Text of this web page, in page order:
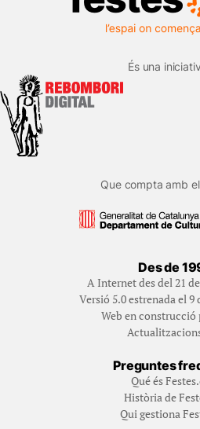
És una
Que compta amb
Des de
A Internet des del 21
Versió 5.0 estrenada el 9
Web en construcció
Preguntes
Qué és
Història de
Qui gestiona